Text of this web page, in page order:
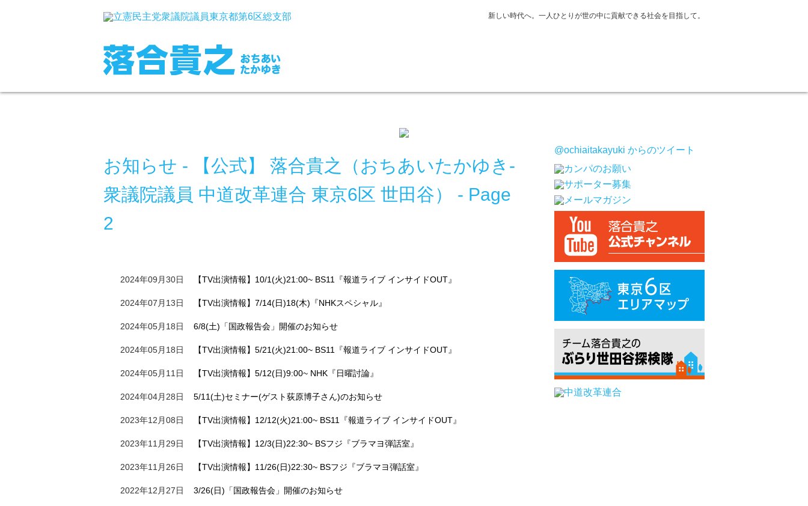
新しい時代へ。一人ひとりが世の中に貢献できる社会を目指して。
お知らせ - 【公式】 落合貴之（おちあいたかゆき-
衆議院議員 中道改革連合 東京6区 世田谷） - Page
2
2024年09月30日 【TV出演情報】10/1(火)21:00~ BS11『報道ライブ インサイドOUT』
2024年07月13日 【TV出演情報】7/14(日)18(木)『NHKスペシャル』
2024年05月18日 6/8(土)「国政報告会」開催のお知らせ
2024年05月18日 【TV出演情報】5/21(火)21:00~ BS11『報道ライブ インサイドOUT』
2024年05月11日 【TV出演情報】5/12(日)9:00~ NHK『日曜討論』
2024年04月28日 5/11(土)セミナー(ゲスト荻原博子さん)のお知らせ
2023年12月08日 【TV出演情報】12/12(火)21:00~ BS11『報道ライブ インサイドOUT』
2023年11月29日 【TV出演情報】12/3(日)22:30~ BSフジ『ブラマヨ弾話室』
2023年11月26日 【TV出演情報】11/26(日)22:30~ BSフジ『ブラマヨ弾話室』
2022年12月27日 3/26(日)「国政報告会」開催のお知らせ
@ochiaitakayuki からのツイート